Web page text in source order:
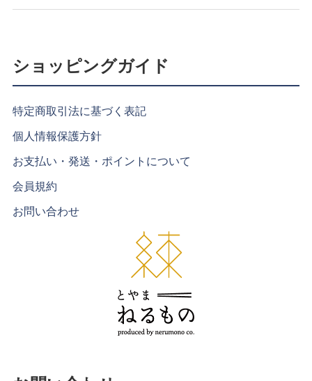
ショッピングガイド
特定商取引法に基づく表記
個人情報保護方針
お支払い・発送・ポイントについて
会員規約
お問い合わせ